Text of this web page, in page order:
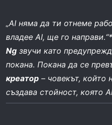
„AI няма да ти отнеме
владее AI, ще го
Ng звучи като
покана. Покана да се
креатор – човекът, който
създава стойност, която